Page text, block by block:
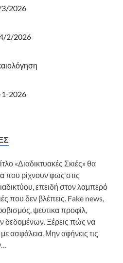
3/2026
2/2026
2026
«Διαδικτυακές Σκιές» θα
που ρίχνουν φως στις
επειδή στον λαμπερό
που δεν βλέπεις. Fake news,
ψεύτικα προφίλ,
Ξέρεις πώς να
ασφάλεια. Μην αφήνεις τις